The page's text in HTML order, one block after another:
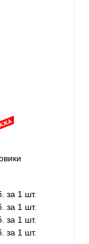
за 1 шт.
за 1 шт.
за 1 шт.
за 1 шт.